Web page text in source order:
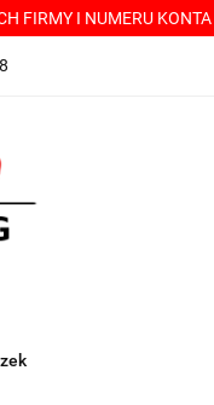
FIRMY I NUMERU
-----> CHCESZ Z